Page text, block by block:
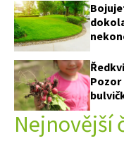
Pozor
Nejnovější